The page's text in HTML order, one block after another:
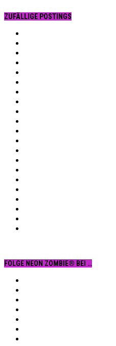
ZUFÄLLIGE POSTINGS
FOLGE NEON ZOMBIE® BEI …